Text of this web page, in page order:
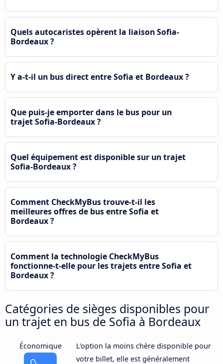
Quels autocaristes opèrent la liaison Sofia-
Bordeaux ?
Y a-t-il un bus direct entre Sofia et Bordeaux ?
Que puis-je emporter dans le bus pour un
trajet Sofia-Bordeaux ?
Quel équipement est disponible sur un trajet
Sofia-Bordeaux ?
Comment CheckMyBus trouve-t-il les
meilleures offres de bus entre Sofia et
Bordeaux ?
Comment la technologie CheckMyBus
fonctionne-t-elle pour les trajets entre Sofia et
Bordeaux ?
Catégories de sièges disponibles pour
un trajet en bus de Sofia à Bordeaux
Économique
L'option la moins chère disponible pour
votre billet, elle est généralement